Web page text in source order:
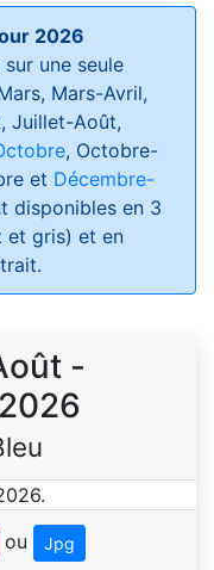
2026
une seule
Mars-Avril,
Juillet-Août,
, Octobre-
et Décembre-
disponibles en 3
et gris) et en
.
-
ou Jpg